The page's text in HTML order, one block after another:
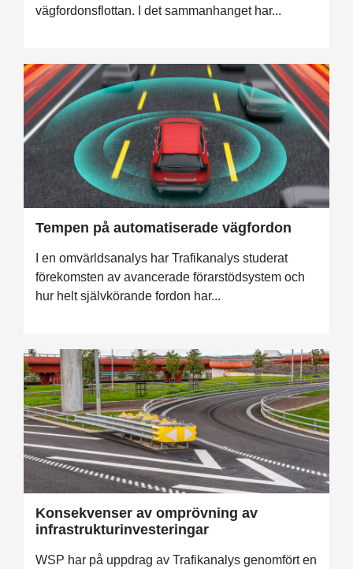
vägfordonsflottan. I det sammanhanget har...
Tempen på automatiserade vägfordon
I en omvärldsanalys har Trafikanalys studerat
förekomsten av avancerade förarstödsystem och
hur helt självkörande fordon har...
Konsekvenser av omprövning av
infrastrukturinvesteringar
WSP har på uppdrag av Trafikanalys genomfört en